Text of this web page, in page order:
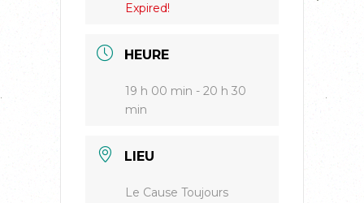
Expired!
HEURE
19 h 00 min - 20 h 30
min
LIEU
Le Cause Toujours